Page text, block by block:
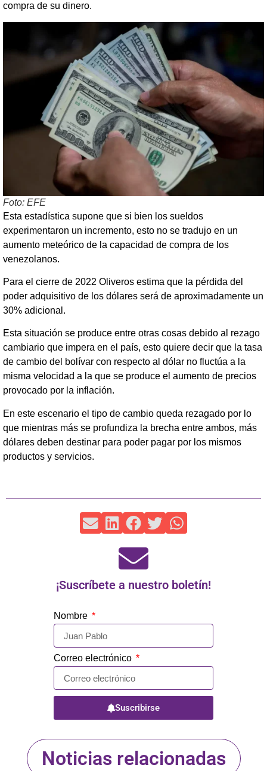
compra de su dinero.
Foto: EFE
Esta estadística supone que si bien los sueldos
experimentaron un incremento, esto no se tradujo en un
aumento meteórico de la capacidad de compra de los
venezolanos.
Para el cierre de 2022 Oliveros estima que la pérdida del
poder adquisitivo de los dólares será de aproximadamente un
30% adicional.
Esta situación se produce entre otras cosas debido al rezago
cambiario que impera en el país, esto quiere decir que la tasa
de cambio del bolívar con respecto al dólar no fluctúa a la
misma velocidad a la que se produce el aumento de precios
provocado por la inflación.
En este escenario el tipo de cambio queda rezagado por lo
que mientras más se profundiza la brecha entre ambos, más
dólares deben destinar para poder pagar por los mismos
productos y servicios.
¡Suscríbete a nuestro boletín!
Nombre
Correo electrónico
Suscribirse
Noticias relacionadas